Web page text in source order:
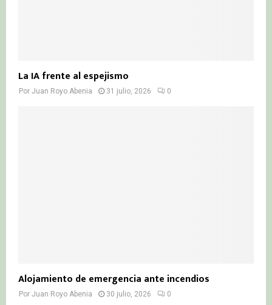
La IA frente al espejismo
Por Juan Royo Abenia 31 julio, 2026 0
Alojamiento de emergencia ante incendios
Por Juan Royo Abenia 30 julio, 2026 0